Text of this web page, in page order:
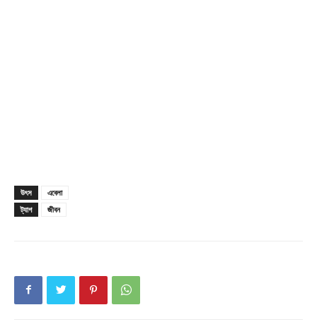
Company
Subscription Plans
My account
উৎস
এবেলা
ট্যাগ
জীবন